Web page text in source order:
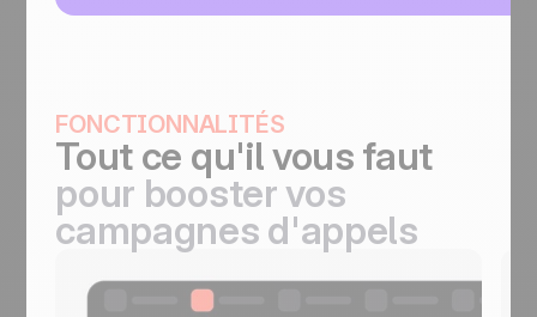
FONCTIONNALITÉS
Tout ce qu'il vous faut
pour booster vos
campagnes d'appels